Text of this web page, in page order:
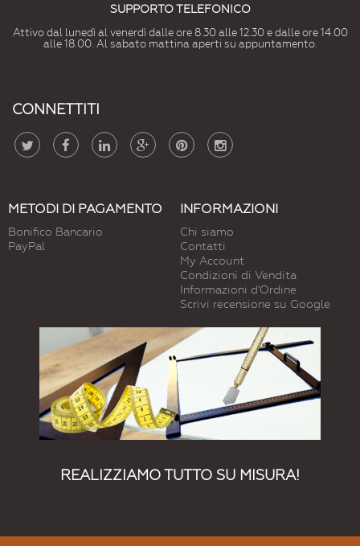
SUPPORTO TELEFONICO
Attivo dal lunedì al venerdì dalle ore 8.30 alle 12.30 e dalle ore 14.00
alle 18.00. Al sabato mattina aperti su appuntamento.
CONNETTITI
METODI DI PAGAMENTO
Bonifico Bancario
PayPal
INFORMAZIONI
Chi siamo
Contatti
My Account
Condizioni di Vendita
Informazioni d'Ordine
Scrivi recensione su Google
REALIZZIAMO TUTTO SU MISURA!